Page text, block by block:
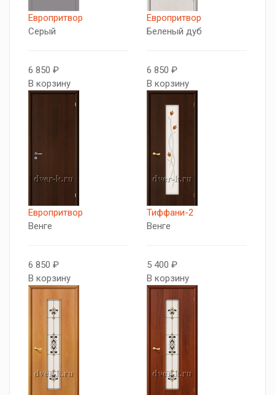
Европритвор
Серый
6 850 ₽
В корзину
Европритвор
Беленый дуб
6 850 ₽
В корзину
Европритвор
Венге
6 850 ₽
В корзину
Тиффани-2
Венге
5 400 ₽
В корзину